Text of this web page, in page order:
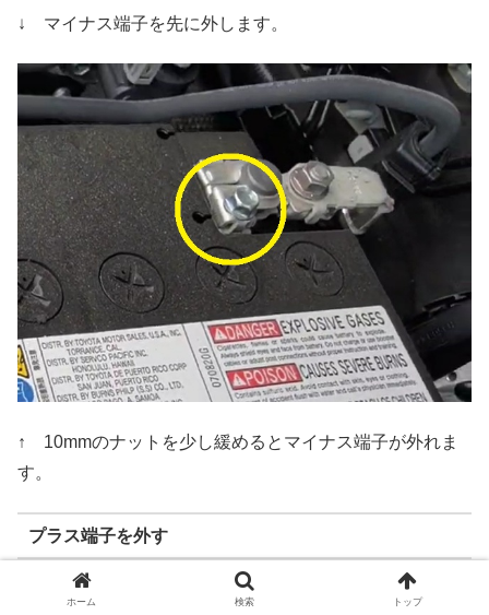
↓ マイナス端子を先に外します。
↑ 10mmのナットを少し緩めるとマイナス端子が外れま
す。
プラス端子を外す
↓ 10mmのスパナやメガネレンチで固定ナットを緩めま
ホーム 検索 トップ